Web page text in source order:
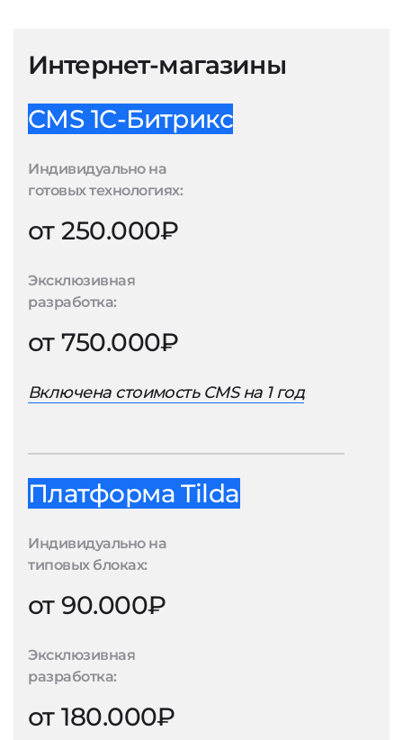
Интернет-магазины
CMS 1С-Битрикс
Индивидуально на
готовых технологиях:
от 250.000₽
Эксклюзивная
разработка:
от 750.000₽
Включена стоимость CMS на 1 год
Платформа Tilda
Индивидуально на
типовых блоках:
от 90.000₽
Эксклюзивная
разработка:
от 180.000₽